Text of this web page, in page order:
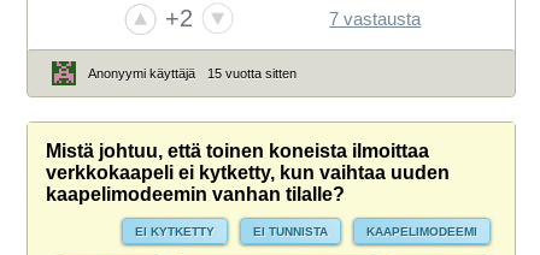
+2 7 vastausta
Anonyymi käyttäjä 15 vuotta sitten
Mistä johtuu, että toinen koneista ilmoittaa
verkkokaapeli ei kytketty, kun vaihtaa uuden
kaapelimodeemin vanhan tilalle?
EI KYTKETTY EI TUNNISTA KAAPELIMODEEMI